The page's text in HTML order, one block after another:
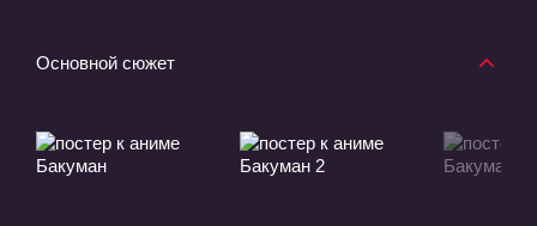
Основной сюжет